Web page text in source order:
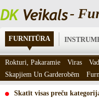
-
FURNITŪRA
Skatīt visas preču
Rokturi, Pakaramie Viras
Skapjiem Un Garderobēm